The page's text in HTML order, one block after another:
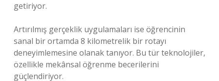
getiriyor.
Artırılmış gerçeklik uygulamaları ise öğrencinin
sanal bir ortamda 8 kilometrelik bir rotayı
deneyimlemesine olanak tanıyor. Bu tür teknolojiler,
özellikle mekânsal öğrenme becerilerini
güçlendiriyor.